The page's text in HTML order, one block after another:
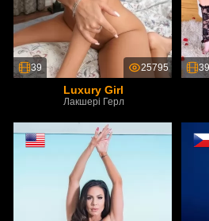
39 25795
Luxury Girl
Лакшері Герл
39